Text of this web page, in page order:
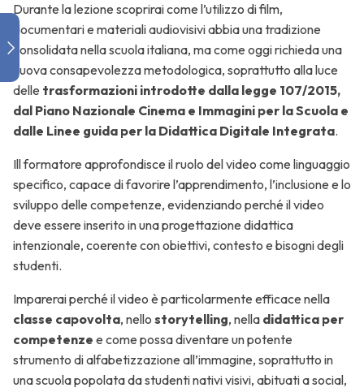
Realizzare
video con
Biteable
ed altri
applicativi
Realizzare
un canale
YouTube e
suo
utilizzo
Realizzare
video
didattici con
Durante la lezione scoprirai come l’utilizzo di film,
documentari e materiali audiovisivi abbia una tradizione
consolidata nella scuola italiana, ma come oggi richieda una
nuova consapevolezza metodologica, soprattutto alla luce
delle trasformazioni introdotte dalla legge 107/2015,
dal Piano Nazionale Cinema e Immagini per la Scuola e
dalle Linee guida per la Didattica Digitale Integrata.
Ill formatore approfondisce il ruolo del video come linguaggio
specifico, capace di favorire l’apprendimento, l’inclusione e lo
sviluppo delle competenze, evidenziando perché il video
deve essere inserito in una progettazione didattica
intenzionale, coerente con obiettivi, contesto e bisogni degli
studenti.
Imparerai perché il video è particolarmente efficace nella
classe capovolta, nello storytelling, nella didattica per
competenze e come possa diventare un potente
strumento di alfabetizzazione all’immagine, soprattutto in
una scuola popolata da studenti nativi visivi, abituati a social,